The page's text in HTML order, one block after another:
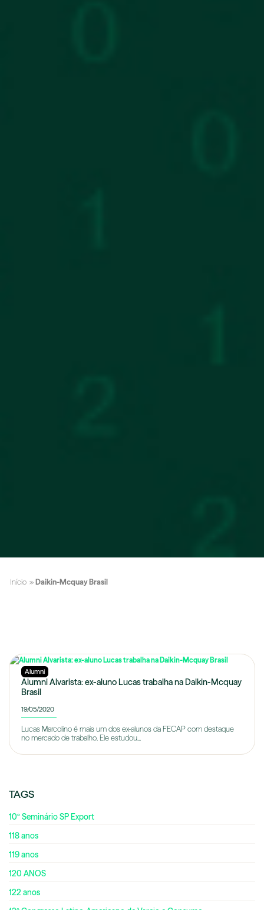
Início » Daikin-Mcquay Brasil
Alumni
Alumni Alvarista: ex-aluno Lucas trabalha na Daikin-Mcquay
Brasil
19/05/2020
Lucas Marcolino é mais um dos ex-alunos da FECAP com destaque
no mercado de trabalho. Ele estudou...
TAGS
10º Seminário SP Export
118 anos
119 anos
120 ANOS
122 anos